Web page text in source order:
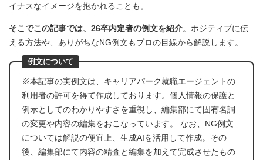
イナスなイメージを抱かれることも。
そこでこの記事では、26卒内定者の例文を紹介。ポジティブに伝
える方法や、ありがちなNG例文もプロの目線から解説します。
例文について
※本記事の実例文は、キャリアパーク就職エージェントの
利用者の許可を得て作成しております。個人情報の保護と
例示としてのわかりやすさを重視し、編集部にて固有名詞
の変更や内容の編集をおこなっています。 なお、NG例文
については解説の便宜上、生成AIを活用して作成。その
後、編集部にて内容の精査と編集を加えて完成させたもの